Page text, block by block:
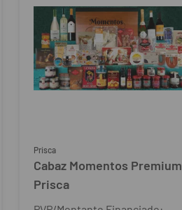
Prisca
Cabaz Momentos Premium
Prisca